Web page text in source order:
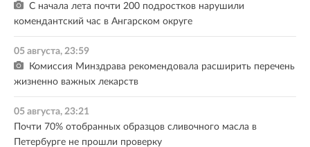
С начала лета почти 200 подростков нарушили
комендантский час в Ангарском округе
05 августа, 23:59
Комиссия Минздрава рекомендовала расширить перечень
жизненно важных лекарств
05 августа, 23:21
Почти 70% отобранных образцов сливочного масла в
Петербурге не прошли проверку